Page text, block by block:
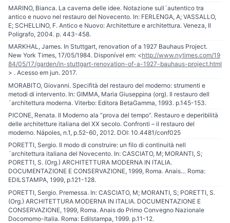
MARINO, Bianca. La caverna delle idee. Notazione sull´autentico tra
antico e nuovo nel restauro del Novecento. In: FERLENGA, A; VASSALLO,
E; SCHELLINO, F. Antico e Nuovo: Architetture e architettura. Veneza, Il
Poligrafo, 2004. p. 443-458.
MARKHAL, James. In Stuttgart, renovation of a 1927 Bauhaus Project.
New York Times, 17/05/1984. Disponível em: <http://www.nytimes.com/19
84/05/17/garden/in-stuttgart-renovation-of-a-1927-bauhaus-project.html
> . Acesso em jun. 2017.
MORABITO, Giovanni. Specifità del restauro del moderno: strumenti e
metodi di intervento. In: GIMMA, Maria Giuseppina (org). Il restauro dell
´architettura moderna. Viterbo: Editora BetaGamma, 1993. p.145-153.
PICONE, Renata. Il Moderno ala “prova del tempo”. Restauro e deperibilità
delle architetture italiana del XX secolo. Confronti – il restauro del
moderno. Nápoles, n.1, p.52-60, 2012. DOI: 10.4481/conf025
PORETTI, Sergio. Il modo di construire: un filo di continuità nell
´architettura italiana del Novecento. In: CASCIATO, M; MORANTI, S;
PORETTI, S. (Org.) ARCHITETTURA MODERNA IN ITALIA.
DOCUMENTAZIONE E CONSERVAZIONE, 1999, Roma. Anais… Roma:
EDILSTAMPA, 1999, p.121-128.
PORETTI, Sergio. Premessa. In: CASCIATO, M; MORANTI, S; PORETTI, S.
(Org.) ARCHITETTURA MODERNA IN ITALIA. DOCUMENTAZIONE E
CONSERVAZIONE, 1999, Roma. Anais do Primo Convegno Nazionale
Docomomo-Italia. Roma: Edilstampa, 1999. p.11-12.